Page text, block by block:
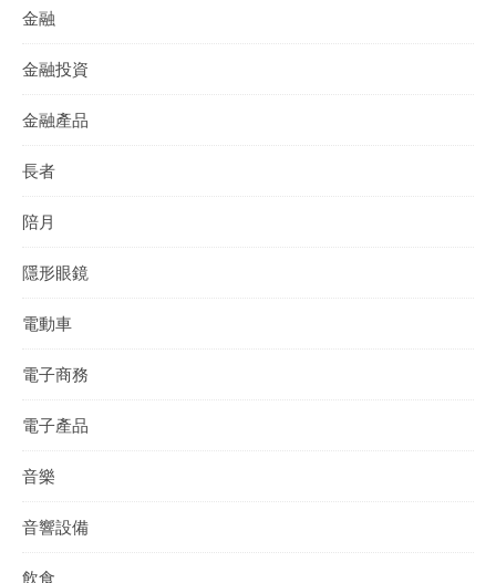
金融
金融投資
金融產品
長者
陪月
隱形眼鏡
電動車
電子商務
電子產品
音樂
音響設備
飲食